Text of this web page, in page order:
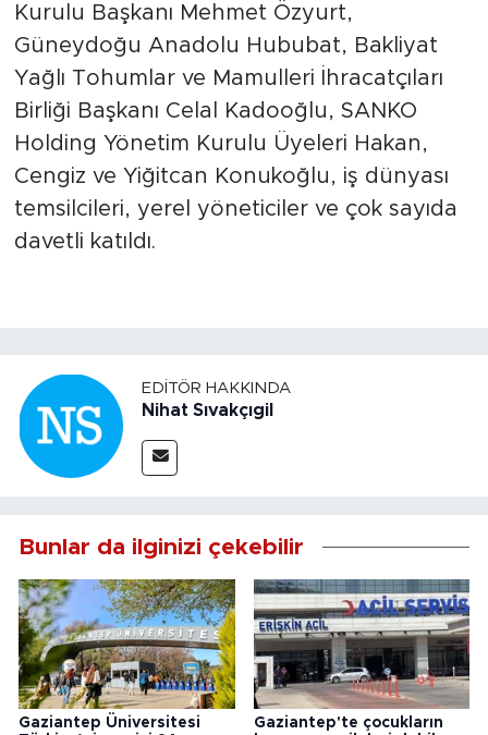
Kurulu Başkanı Mehmet Özyurt,
Güneydoğu Anadolu Hububat, Bakliyat
Yağlı Tohumlar ve Mamulleri İhracatçıları
Birliği Başkanı Celal Kadooğlu, SANKO
Holding Yönetim Kurulu Üyeleri Hakan,
Cengiz ve Yiğitcan Konukoğlu, iş dünyası
temsilcileri, yerel yöneticiler ve çok sayıda
davetli katıldı.
EDITÖR HAKKINDA
Nihat Sıvakçıgil
Bunlar da ilginizi çekebilir
Gaziantep Üniversitesi
Gaziantep'te çocukların